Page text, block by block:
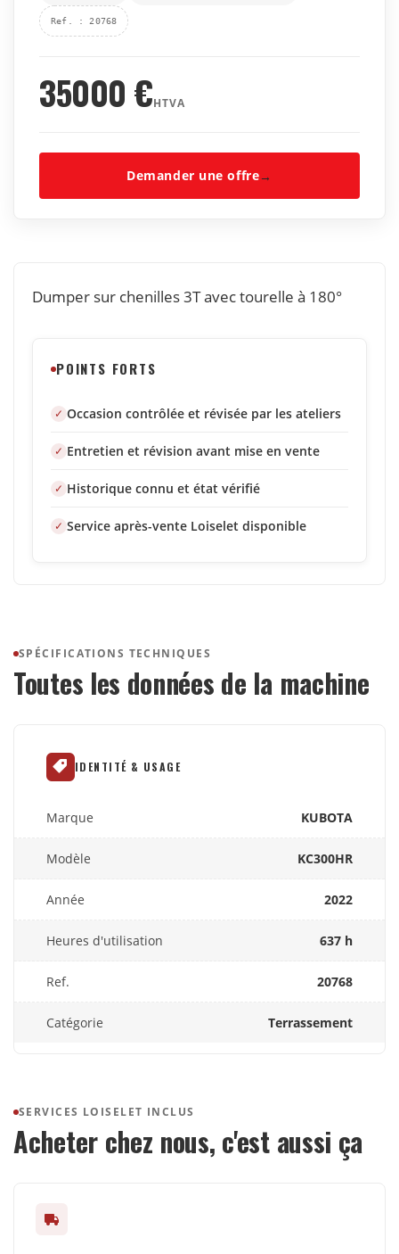
Ref. :20768
35000€HTVA
Demander une offre→
Dumper sur chenilles 3T avec tourelle à 180°
POINTS FORTS
Occasion contrôlée et révisée par les ateliers
Entretien et révision avant mise en vente
Historique connu et état vérifié
Service après-vente Loiselet disponible
SPÉCIFICATIONS TECHNIQUES
Toutes les données de la machine
IDENTITÉ & USAGE
Marque KUBOTA
Modèle KC300HR
Année 2022
Heures d'utilisation 637 h
Ref. 20768
Catégorie Terrassement
SERVICES LOISELET INCLUS
Acheter chez nous, c'est aussi ça